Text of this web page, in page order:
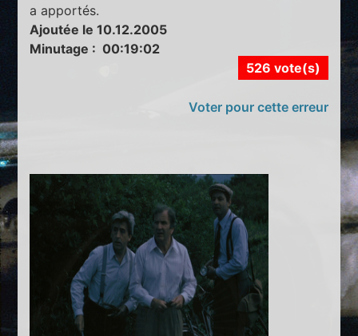
a apportés.
Ajoutée le 10.12.2005
Minutage : 00:19:02
526 vote(s)
Voter pour cette erreur